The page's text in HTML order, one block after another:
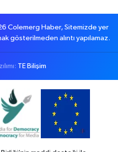
Colemerg Haber, Sitemizde yer
gösterilmeden alıntı yapılamaz.
TE Bilişim